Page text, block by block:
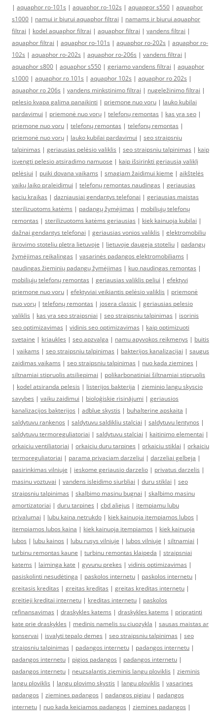
| aquaphor ro-101s | aquaphor ro-102s | aquapgor s550 | aquaphor
s1000 | namui ir biurui aquaphor filtrai | namams ir biurui aquaphor
filtrai | kodel aquaphor filtrai | aquaphor filtrai | vandens filtrai |
aquaphor filtrai | aquaphor ro-101s | aquaphor ro-202s | aquaphor ro-
102s | aquaphor ro-202s | aquaphor ro-206s | vandens filtrai |
aquaphor s800 | aquaphor s550 | geriamo vandens filtrai | aquaphor
s1000 | aquaphor ro 101s | aquaphor 102s | aquaphor ro 202s |
aquaphor ro 206s | vandens minkstinimo filtrai | nugeležinimo filtrai |
pelesio kvapa galima panaikinti | priemone nuo voru | lauko kubilai
pardavimui | priemonė nuo vorų | telefonų remontas | kas yra seo |
priemone nuo voru | telefonų remontas | telefonų remontas |
priemonė nuo vorų | lauko kubilai pardavimui | seo straipsniu
talpinimas | geriausias pelėsio valiklis | seo straipsniu talpinimas | kaip
isvengti pelesio atsiradimo namuose | kaip išsirinkti geriausią valiklį
pelėsiui | puiki dovana vaikams | smagiam žaidimui kieme | aikštelės
vaikų laiko praleidimui | telefonų remontas naudingas | geriausias
kaciu kraikas | dazniausiai gendantys telefonai | geriausias maistas
sterilizuotoms katėms | padangų žymėjimas | mobiliųjų telefonų
remontas | sterilizuotoms katėms geriausias | kiek kainuoja kubilai |
dažnai gendantys telefonai | geriausias vonios valiklis | elektromobiliu
ikrovimo stoteliu pletra lietuvoje | lietuvoje daugeja stoteliu | padangų
žymėjimas reikalingas | vasarinės padangos elektromobiliams |
naudingas žieminių padangų žymėjimas | kuo naudingas remontas |
mobiliųjų telefonų remontas | geriausias valiklis peliui | efektyvi
priemone nuo voru | efektyviai veikiantis pelėsio valiklis | priemonė
nuo vorų | telefonų remontas | josera classic | geriausias pelesio
valiklis | kas yra seo straipsniai | seo straipsniu talpinimas | isorinis
seo optimizavimas | vidinis seo optimizavimas | kaip optimizuoti
svetaine | kriaukles | seo apzvalga | namu apyvokos reikmenys | buitis
| vaikams | seo straipsniu talpinimas | bakterijos kanalizacijai | saugus
zaidimas vaikams | seo straipsniu talpinimas | nuo kada ziemines |
siltnamiai stipruolis atsiliepimai | polikarbonatiniai šiltnamiai stipruolis
| kodel atsiranda pelesis | listerijos bakterija | zieminio langu skyscio
savybes | vaiku zaidimui | bioloģiskie risinājumi | geriausios
kanalizacijos bakterijos | adblue skystis | buhalterine apskaita |
saldytuvu rankenos | saldytuvu saldikliu stalciai | saldytuvu lentynos |
saldytuvu termoreguliatoriai | saldytuvu stalciai | kaitinimo elementai |
orkaiciu ventiliatoriai | orkaiciu duru tarpines | orkaiciu stiklai | orkaiciu
termoreguliatoriai | parama privaciam darzeliui | darzeliai gelbeja |
pasirinkimas vilniuje | ieskome geriausio darzelio | privatus darzelis |
masinu voztuvai | vandens isleidimo siurbliai | duru stiklai | seo
straipsniu talpinimas | skalbimo masinu bugnai | skalbimo masinu
amortizatoriai | duru tarpines | cbd aliejus | itempiamu lubu
privalumai | lubu kaina netrukdo | kiek kainuoja itempiamos lubos |
itempiamos lubos kaina | kiek kainuoja itempiamos | kiek kainuoja
lubos | lubu kainos | lubu rusys vilniuje | lubos vilniuje | siltnamiai |
turbinu remontas kaune | turbinu remontas klaipeda | straipsniai
katems | laiminga kate | gyvunu prekes | vidinis optimizavimas |
pasiskolinti nesudėtinga | paskolos internetu | paskolos internetu |
greitasis kreditas | greitas kreditas | greitas kreditas internetu |
greitieji kreditai internetu | kreditas internetu | paskolos
refinansavimas | draskykles katems | draskykles katems | pripratinti
kate prie draskykles | medinis namelis su ciuozykla | sausas maistas ar
konservai | isvalyti tepalo demes | seo straipsniu talpinimas | seo
straipsniu talpinimas | padangos internetu | padangos internetu |
padangos internetu | pigios padangos | padangos internetu |
padangos internetu | neuzsalantis zieminis langu ploviklis | zieminis
langu ploviklis | langu plovimo skystis | langu ploviklis | vasarines
padangos | ziemines padangos | padangos pigiau | padangos
internetu | nuo kada keiciamos padangos | ziemines padangos |